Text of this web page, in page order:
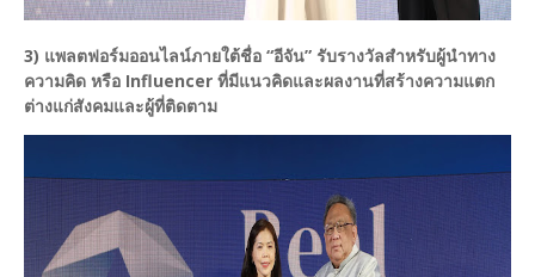
3) แพลตฟอร์มออนไลน์ภายใต้ชื่อ “อีจัน” รับรางวัลสำหรับผู้นำทาง
ความคิด หรือ Influencer ที่มีแนวคิดและผลงานที่สร้างความแตก
ต่างแก่สังคมและผู้ที่ติดตาม